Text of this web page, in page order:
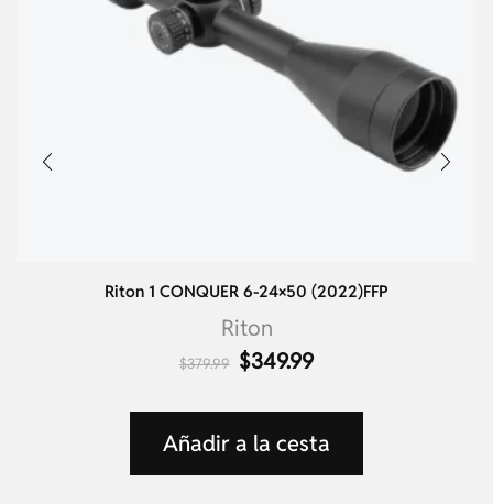
Riton 1 CONQUER 6-24×50 (2022)FFP
Riton
$379.99 $349.99
Añadir a la cesta